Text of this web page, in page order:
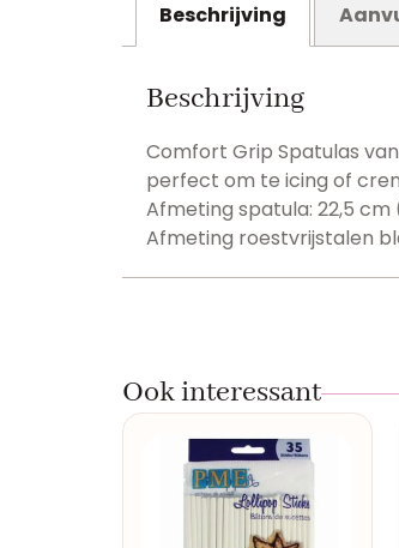
Beschrijving
Beschrijving
Comfort Grip Spatulas
perfect om te icing of
Afmeting spatula: 22,5 cm
Afmeting roestvrijstalen
Ook interessant